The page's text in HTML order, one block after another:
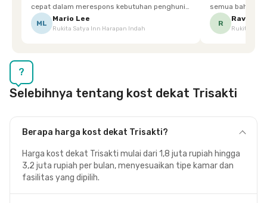
cepat dalam merespons kebutuhan penghuni.
Ketika saya meminta keset karena sempat
terpeleset, permintaan tersebut langsung
ML
Mario Lee
Rukita Satya Inn Harapan Indah
semua bahagia
mgkn saran dari air aja & kebersihan lebih di
R
Ravena
Rukita
?
Selebihnya tentang kost dekat Trisakti
Berapa harga kost dekat Trisakti?
Harga kost dekat Trisakti mulai dari 1,8 juta rupiah hingga
3,2 juta rupiah per bulan, menyesuaikan tipe kamar dan
fasilitas yang dipilih.